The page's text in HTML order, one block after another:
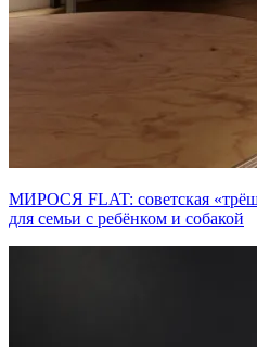
МИРОСЯ FLAT: советская
для семьи с ребёнком и собакой